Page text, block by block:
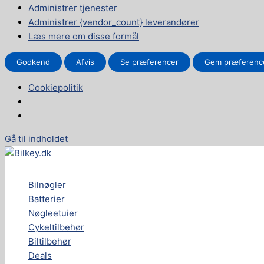
Administrer tjenester
Administrer {vendor_count} leverandører
Læs mere om disse formål
Godkend Afvis Se præferencer Gem
Cookiepolitik
Gå til indholdet
Bilnøgler
Batterier
Nøgleetuier
Cykeltilbehør
Biltilbehør
Deals